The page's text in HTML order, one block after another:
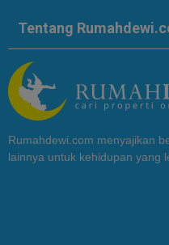
Tentang
Rumahdewi.com menyajikan
lainnya untuk kehidupan yang